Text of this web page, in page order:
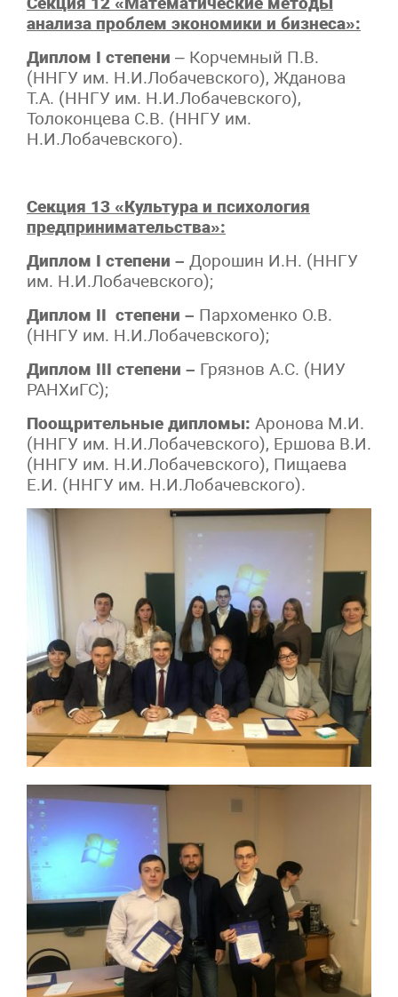
анализа проблем экономики и бизнеса»:
Диплом I степени – Корчемный П.В.
(ННГУ им. Н.И.Лобачевского), Жданова
Т.А. (ННГУ им. Н.И.Лобачевского),
Толоконцева С.В. (ННГУ им.
Н.И.Лобачевского).
Секция 13 «Культура и психология
предпринимательства»:
Диплом I степени – Дорошин И.Н. (ННГУ
им. Н.И.Лобачевского);
Диплом II степени – Пархоменко О.В.
(ННГУ им. Н.И.Лобачевского);
Диплом III степени – Грязнов А.С. (НИУ
РАНХиГС);
Поощрительные дипломы: Аронова М.И.
(ННГУ им. Н.И.Лобачевского), Ершова В.И.
(ННГУ им. Н.И.Лобачевского), Пищаева
Е.И. (ННГУ им. Н.И.Лобачевского).